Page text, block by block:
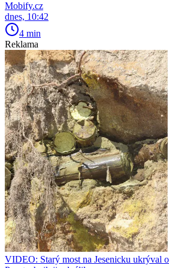
Mobify.cz
dnes, 10:42
4 min
Reklama
VIDEO: Starý most na Jesenicku ukrýval